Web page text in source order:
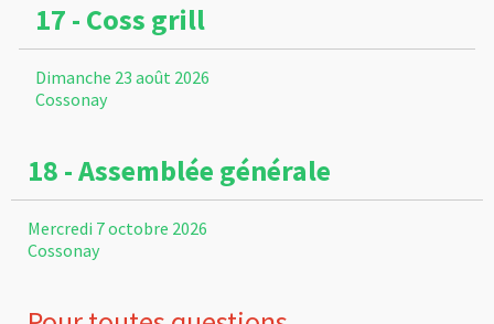
17 - Coss grill
Dimanche 23 août 2026
Cossonay
18 - Assemblée générale
Mercredi 7 octobre 2026
Cossonay